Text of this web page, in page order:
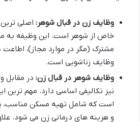
وظایف زن در قبال شوهر: اصلی
خاص از شوهر است. این وظیفه به
مشترک (مگر در موارد مجاز)، اطاعت
وظایف زناشویی است.
وظایف شوهر در قبال زن: در مقابل
نیز تکالیفی اساسی دارد. مهم ترین
است که شامل تهیه مسکن مناسب،
و هزینه های درمانی زن می شود.